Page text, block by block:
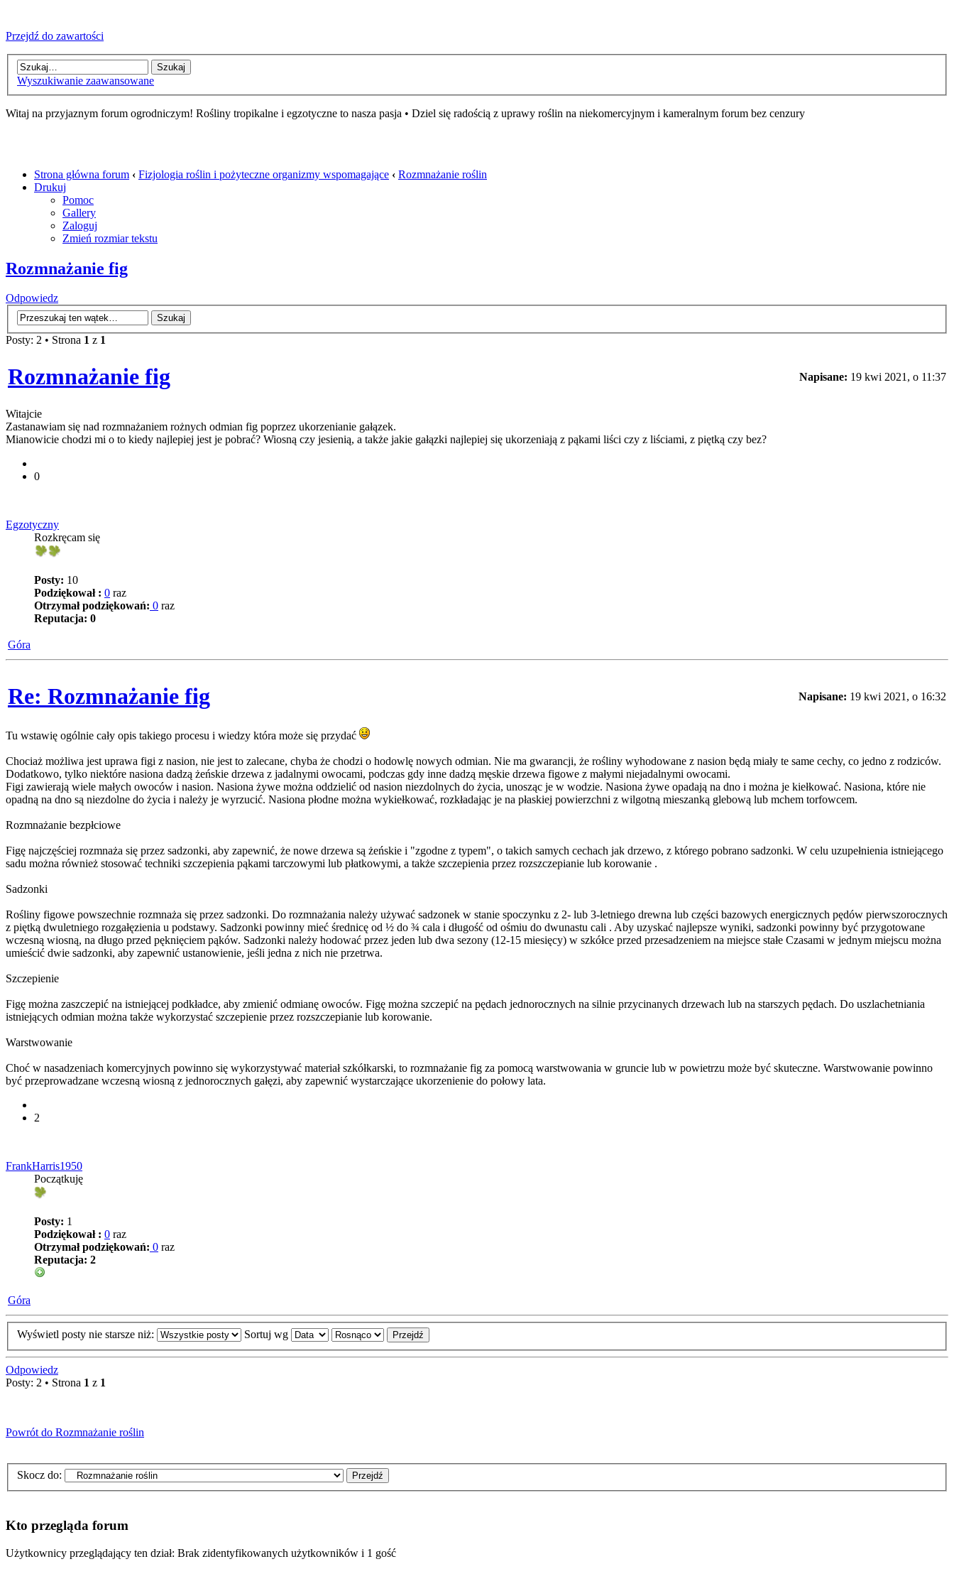
Przejdź do zawartości
Wyszukiwanie zaawansowane
Witaj na przyjaznym forum ogrodniczym! Rośliny tropikalne i egzotyczne to nasza pasja • Dziel się radością z uprawy roślin na niekomercyjnym i kameralnym forum bez cenzury
Strona główna forum ‹ Fizjologia roślin i pożyteczne organizmy wspomagające ‹ Rozmnażanie roślin
Drukuj
Pomoc
Gallery
Zaloguj
Zmień rozmiar tekstu
Rozmnażanie fig
Odpowiedz
Posty: 2 • Strona 1 z 1
Rozmnażanie fig Napisane: 19 kwi 2021, o 11:37
Witajcie
Zastanawiam się nad rozmnażaniem rożnych odmian fig poprzez ukorzenianie gałązek.
Mianowicie chodzi mi o to kiedy najlepiej jest je pobrać? Wiosną czy jesienią, a także jakie gałązki najlepiej się ukorzeniają z pąkami liści czy z liściami, z piętką czy bez?
0
Egzotyczny
Rozkręcam się
Posty: 10
Podziękował : 0 raz
Otrzymał podziękowań: 0 raz
Reputacja: 0
Góra
Re: Rozmnażanie fig Napisane: 19 kwi 2021, o 16:32
Tu wstawię ogólnie cały opis takiego procesu i wiedzy która może się przydać
Chociaż możliwa jest uprawa figi z nasion, nie jest to zalecane, chyba że chodzi o hodowlę nowych odmian. Nie ma gwarancji, że rośliny wyhodowane z nasion będą miały te same cechy, co jedno z rodziców.
Dodatkowo, tylko niektóre nasiona dadzą żeńskie drzewa z jadalnymi owocami, podczas gdy inne dadzą męskie drzewa figowe z małymi niejadalnymi owocami.
Figi zawierają wiele małych owoców i nasion. Nasiona żywe można oddzielić od nasion niezdolnych do życia, unosząc je w wodzie. Nasiona żywe opadają na dno i można je kiełkować. Nasiona, które nie
opadną na dno są niezdolne do życia i należy je wyrzucić. Nasiona płodne można wykiełkować, rozkładając je na płaskiej powierzchni z wilgotną mieszanką glebową lub mchem torfowcem.
Rozmnażanie bezpłciowe
Figę najczęściej rozmnaża się przez sadzonki, aby zapewnić, że nowe drzewa są żeńskie i "zgodne z typem", o takich samych cechach jak drzewo, z którego pobrano sadzonki. W celu uzupełnienia istniejącego
sadu można również stosować techniki szczepienia pąkami tarczowymi lub płatkowymi, a także szczepienia przez rozszczepianie lub korowanie .
Sadzonki
Rośliny figowe powszechnie rozmnaża się przez sadzonki. Do rozmnażania należy używać sadzonek w stanie spoczynku z 2- lub 3-letniego drewna lub części bazowych energicznych pędów pierwszorocznych
z piętką dwuletniego rozgałęzienia u podstawy. Sadzonki powinny mieć średnicę od ½ do ¾ cala i długość od ośmiu do dwunastu cali . Aby uzyskać najlepsze wyniki, sadzonki powinny być przygotowane
wczesną wiosną, na długo przed pęknięciem pąków. Sadzonki należy hodować przez jeden lub dwa sezony (12-15 miesięcy) w szkółce przed przesadzeniem na miejsce stałe Czasami w jednym miejscu można
umieścić dwie sadzonki, aby zapewnić ustanowienie, jeśli jedna z nich nie przetrwa.
Szczepienie
Figę można zaszczepić na istniejącej podkładce, aby zmienić odmianę owoców. Figę można szczepić na pędach jednorocznych na silnie przycinanych drzewach lub na starszych pędach. Do uszlachetniania
istniejących odmian można także wykorzystać szczepienie przez rozszczepianie lub korowanie.
Warstwowanie
Choć w nasadzeniach komercyjnych powinno się wykorzystywać materiał szkółkarski, to rozmnażanie fig za pomocą warstwowania w gruncie lub w powietrzu może być skuteczne. Warstwowanie powinno
być przeprowadzane wczesną wiosną z jednorocznych gałęzi, aby zapewnić wystarczające ukorzenienie do połowy lata.
2
FrankHarris1950
Początkuję
Posty: 1
Podziękował : 0 raz
Otrzymał podziękowań: 0 raz
Reputacja: 2
Góra
Wyświetl posty nie starsze niż: Sortuj wg
Odpowiedz
Posty: 2 • Strona 1 z 1
Powrót do Rozmnażanie roślin
Skocz do:
Kto przegląda forum
Użytkownicy przeglądający ten dział: Brak zidentyfikowanych użytkowników i 1 gość